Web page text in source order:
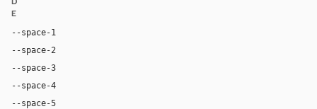
E
--space-1
--space-2
--space-3
--space-4
--space-5